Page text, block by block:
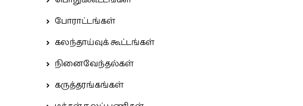
போராட்டங்கள்
கலந்தாய்வுக் கூட்டங்கள்
நினைவேந்தல்கள்
கருத்தரங்கங்கள்